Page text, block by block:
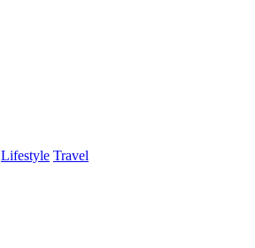
Lifestyle Travel